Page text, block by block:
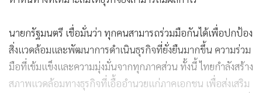
นายกรัฐมนตรี เชื่อมั่นว่า ทุกคนสามารถร่วมมือกันได้เพื่อปกป้อง
สิ่งแวดล้อมและพัฒนาการดำเนินธุรกิจที่ยั่งยืนมากขึ้น ความร่วม
มือที่เข้มแข็งและความมุ่งมั่นจากทุกภาคส่วน ทั้งนี้ ไทยกำลังสร้าง
สภาพแวดล้อมทางธุรกิจที่เอื้ออำนวยแก่ภาคเอกชน เพื่อส่งเสริม